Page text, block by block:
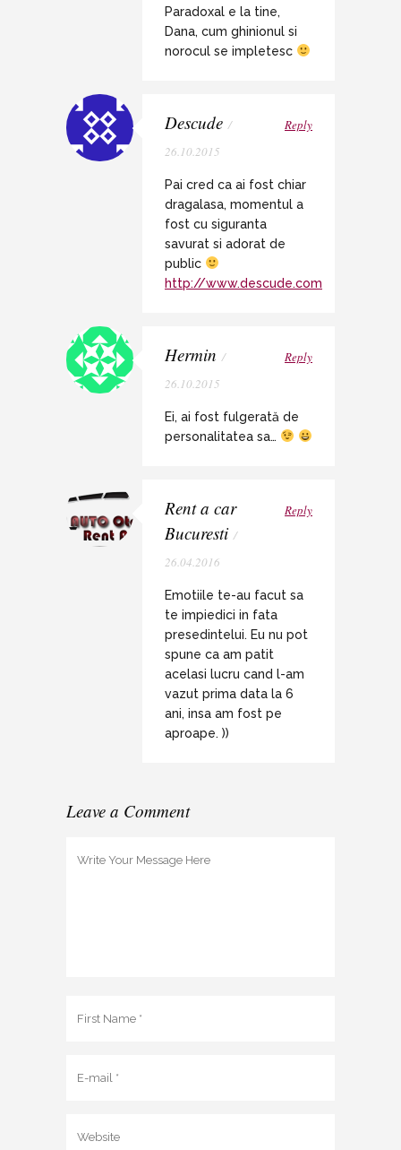
Paradoxal e la tine,
Dana, cum ghinionul si
norocul se impletesc
Descude /
26.10.2015
Reply
Pai cred ca ai fost chiar
dragalasa, momentul a
fost cu siguranta
savurat si adorat de
public
http://www.descude.com
Hermin /
26.10.2015
Reply
Ei, ai fost fulgerată de
personalitatea sa…
Rent a car
Bucuresti /
26.04.2016
Reply
Emotiile te-au facut sa
te impiedici in fata
presedintelui. Eu nu pot
spune ca am patit
acelasi lucru cand l-am
vazut prima data la 6
ani, insa am fost pe
aproape. ))
Leave a Comment